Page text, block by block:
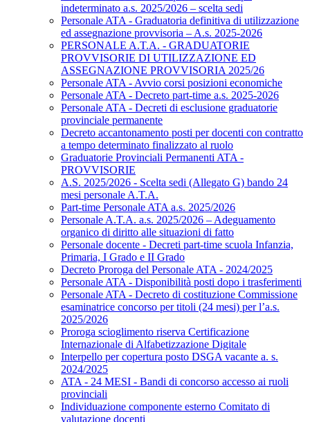
indeterminato a.s. 2025/2026 – scelta sedi
Personale ATA - Graduatoria definitiva di utilizzazione
ed assegnazione provvisoria – A.s. 2025-2026
PERSONALE A.T.A. - GRADUATORIE
PROVVISORIE DI UTILIZZAZIONE ED
ASSEGNAZIONE PROVVISORIA 2025/26
Personale ATA - Avvio corsi posizioni economiche
Personale ATA - Decreto part-time a.s. 2025-2026
Personale ATA - Decreti di esclusione graduatorie
provinciale permanente
Decreto accantonamento posti per docenti con contratto
a tempo determinato finalizzato al ruolo
Graduatorie Provinciali Permanenti ATA -
PROVVISORIE
A.S. 2025/2026 - Scelta sedi (Allegato G) bando 24
mesi personale A.T.A.
Part-time Personale ATA a.s. 2025/2026
Personale A.T.A. a.s. 2025/2026 – Adeguamento
organico di diritto alle situazioni di fatto
Personale docente - Decreti part-time scuola Infanzia,
Primaria, I Grado e II Grado
Decreto Proroga del Personale ATA - 2024/2025
Personale ATA - Disponibilità posti dopo i trasferimenti
Personale ATA - Decreto di costituzione Commissione
esaminatrice concorso per titoli (24 mesi) per l’a.s.
2025/2026
Proroga scioglimento riserva Certificazione
Internazionale di Alfabetizzazione Digitale
Interpello per copertura posto DSGA vacante a. s.
2024/2025
ATA - 24 MESI - Bandi di concorso accesso ai ruoli
provinciali
Individuazione componente esterno Comitato di
valutazione docenti